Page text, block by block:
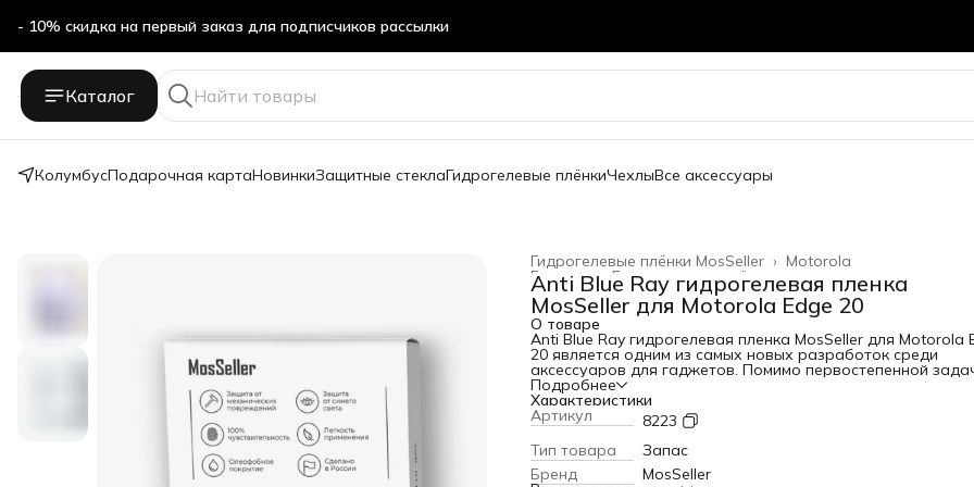
- 10% скидка на первый заказ для подписчиков рассылки
Бесплатная доставка в ПВЗ Яндекс Маркет
Каталог
КолумбусПодарочная картаНовинкиЗащитные стеклаГидрогелевые плёнкиЧехлыВсе аксессуары
Motorola
Гидрогелевые плёнки MosSeller ›
Гидрогелевые плёнки ›
Главная ›
Anti Blue Ray гидрогелевая пленка
MosSeller для Motorola Edge 20
О товаре
Anti Blue Ray гидрогелевая пленка MosSeller для Motorola
20 является одним из самых новых разработок среди
аксессуаров для гаджетов. Помимо первостепенной
защиты экрана от сколов и царапин, гидрогелевая пленка
Blue Ray блокирует высокоэнергетический
синий свет, который вреден для глаз. Для создания этого
изделия используется качественный полимерный материал
высокой прочностью. За счет этого она защищает
появления царапин и потертостей. Среди главных
преимуществ этого материала: - устойчивость к
Подробнее
Характеристики
Артикул
8223
Тип товара
Запас
Бренд
MosSeller